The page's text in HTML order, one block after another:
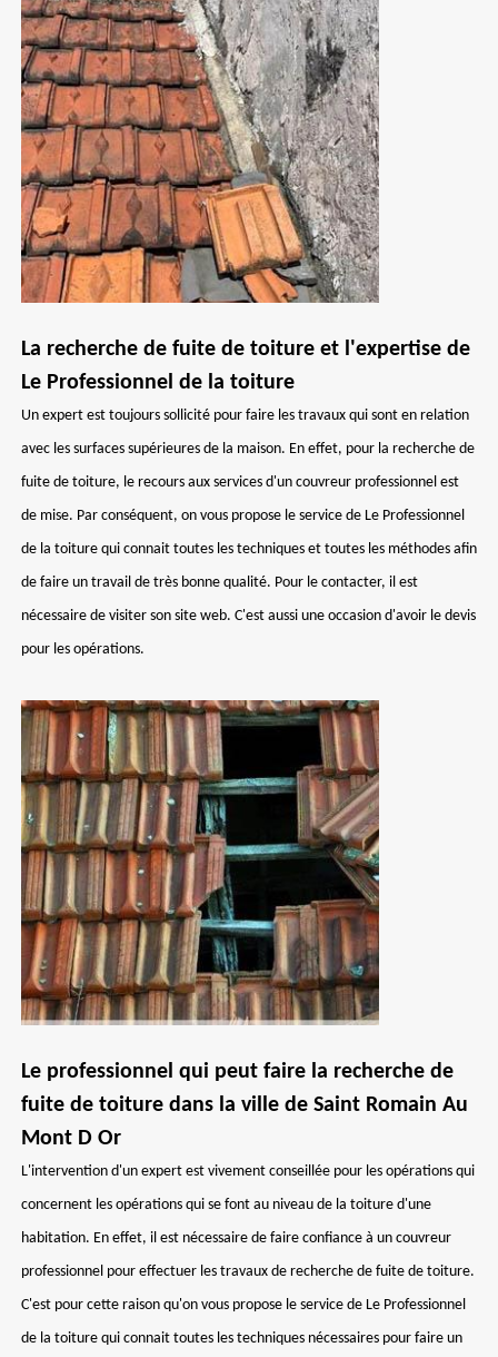
La recherche de fuite de toiture et l'expertise de
Le Professionnel de la toiture
Un expert est toujours sollicité pour faire les travaux qui sont en relation
avec les surfaces supérieures de la maison. En effet, pour la recherche de
fuite de toiture, le recours aux services d'un couvreur professionnel est
de mise. Par conséquent, on vous propose le service de Le Professionnel
de la toiture qui connait toutes les techniques et toutes les méthodes afin
de faire un travail de très bonne qualité. Pour le contacter, il est
nécessaire de visiter son site web. C'est aussi une occasion d'avoir le devis
pour les opérations.
Le professionnel qui peut faire la recherche de
fuite de toiture dans la ville de Saint Romain Au
Mont D Or
L'intervention d'un expert est vivement conseillée pour les opérations qui
concernent les opérations qui se font au niveau de la toiture d'une
habitation. En effet, il est nécessaire de faire confiance à un couvreur
professionnel pour effectuer les travaux de recherche de fuite de toiture.
C'est pour cette raison qu'on vous propose le service de Le Professionnel
de la toiture qui connait toutes les techniques nécessaires pour faire un